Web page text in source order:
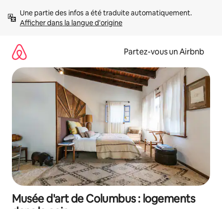
directement
Afficher dans la langue d'origine
Partez-vous un Airbnb
Musée d'art de Columbus : logements